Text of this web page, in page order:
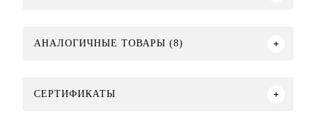
АНАЛОГИЧНЫЕ ТОВАРЫ (8)
СЕРТИФИКАТЫ